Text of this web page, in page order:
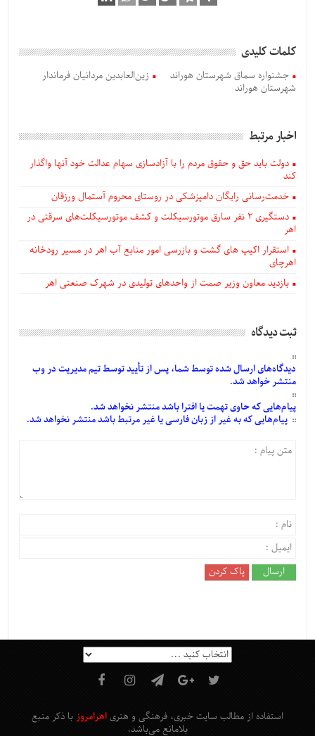
کلمات کلیدی
جشنواره سماق شهرستان هوراند
زین‌العابدین مردانیان فرماندار
شهرستان هوراند
اخبار مرتبط
دولت باید حق و حقوق مردم را با آزادسازی سهام عدالت خود آنها واگذار
کند
خدمت‌رسانی رایگان دامپزشکی در روستای محروم آستمال ورزقان
دستگيری ۲ نفر سارق موتورسیکلت و کشف موتورسیکلت‌های سرقتی در
اهر
استقرار اکیپ های گشت و بازرسی امور منابع آب اهر در مسیر رودخانه
اهرچای
بازدید معاون وزیر صمت از واحدهای تولیدی در شهرک صنعتی اهر
ثبت دیدگاه
دیدگاه‌هایارسالشدهتوسط شما، پس ازتأییدتوسط تیم مدیریت در وب
منتشر خواهد شد.
پیام‌هاییکه حاوی تهمت یا افترا باشد منتشر نخواهد شد.
پیام‌هاییکه به غیر از زبان فارسی یا غیر مرتبط باشد منتشر نخواهد شد.
استفاده از مطالب سایت خبری، فرهنگی و هنری اهرامروز با ذکر منبع
بلامانع می‌باشد.